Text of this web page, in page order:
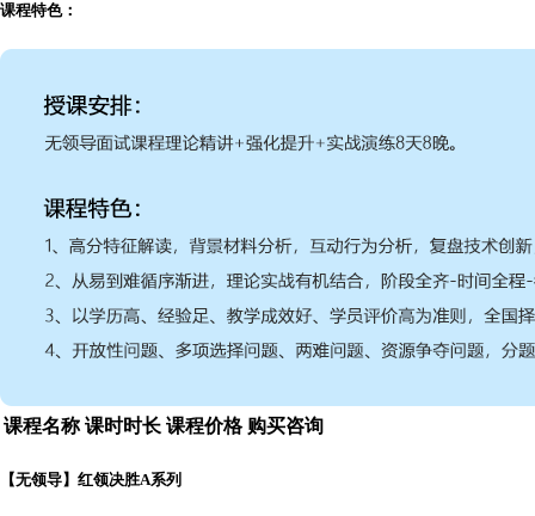
课程特色：
课程名称 课时时长 课程价格 购买咨询
【无领导】红领决胜A系列